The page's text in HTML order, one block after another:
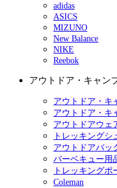
adidas
ASICS
MIZUNO
New Balance
NIKE
Reebok
アウトドア・キャン
アウトドア・キ
アウトドア・キ
アウトドアウェ
トレッキングシ
アウトドアバッ
バーベキュー用
トレッキングポ
Coleman